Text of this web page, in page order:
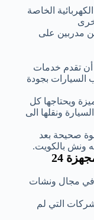
الخاصة
مدربين على
تقدم خدمات
السيارات بجودة
ويحتاجها كل
ونقلها الى
صحيحة بعد
ونش بالكويت.
سيارات ونش وسطحه معدة ومجهزة 24
في مجال ونشات
التي لم